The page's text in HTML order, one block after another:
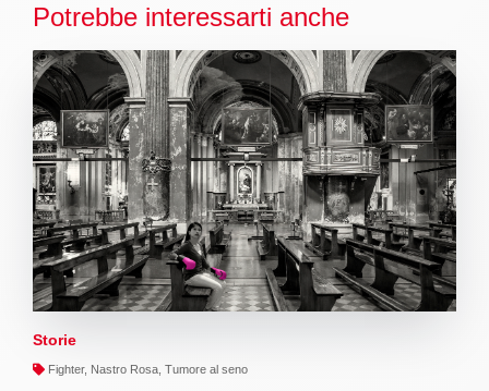
Potrebbe interessarti anche
Storie
Fighter, Nastro Rosa, Tumore al seno